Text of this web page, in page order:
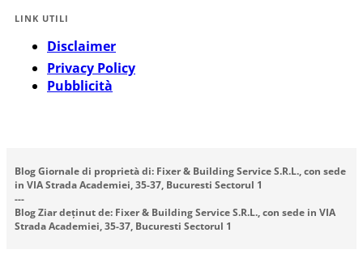
LINK UTILI
Disclaimer
Privacy Policy
Pubblicità
Blog Giornale di proprietà di: Fixer & Building Service S.R.L., con sede
in VIA Strada Academiei, 35-37, Bucuresti Sectorul 1
---
Blog Ziar deținut de: Fixer & Building Service S.R.L., con sede in VIA
Strada Academiei, 35-37, Bucuresti Sectorul 1